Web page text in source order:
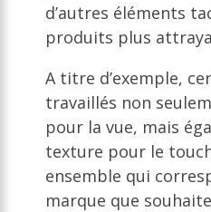
d’autres éléments
produits plus
A titre d’exemple,
travaillés non
pour la vue, mais
texture pour le
ensemble qui
marque que